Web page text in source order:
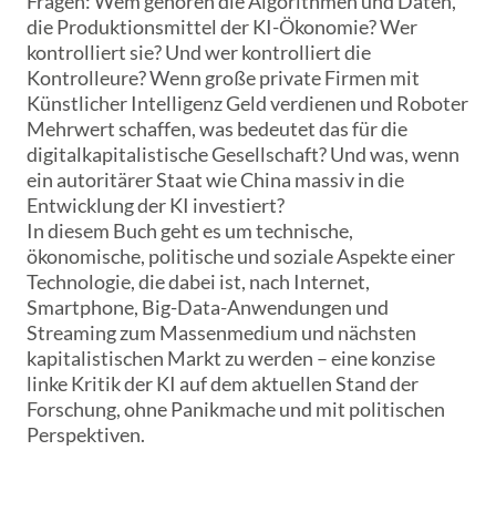
die Produktionsmittel der KI-Ökonomie? Wer
kontrolliert sie? Und wer kontrolliert die
Kontrolleure? Wenn große private Firmen mit
Künstlicher Intelligenz Geld verdienen und Roboter
Mehrwert schaffen, was bedeutet das für die
digitalkapitalistische Gesellschaft? Und was, wenn
ein autoritärer Staat wie China massiv in die
Entwicklung der KI investiert?
In diesem Buch geht es um technische,
ökonomische, politische und soziale Aspekte einer
Technologie, die dabei ist, nach Internet,
Smartphone, Big-Data-Anwendungen und
Streaming zum Massenmedium und nächsten
kapitalistischen Markt zu werden – eine konzise
linke Kritik der KI auf dem aktuellen Stand der
Forschung, ohne Panikmache und mit politischen
Perspektiven.